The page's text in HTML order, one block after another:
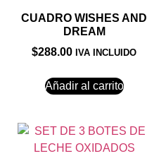
CUADRO WISHES AND
DREAM
$288.00 IVA INCLUIDO
Añadir al carrito